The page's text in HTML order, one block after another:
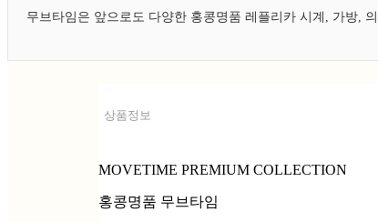
무브타임은 앞으로도 다양한 홍콩명품 레플리카 시계, 가방,
상품정보
MOVETIME PREMIUM COLLECTION
홍콩명품 무브타임